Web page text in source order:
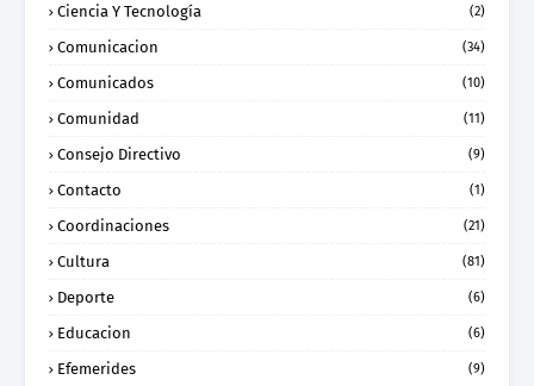
Ciencia Y Tecnología (2)
Comunicacion (34)
Comunicados (10)
Comunidad (11)
Consejo Directivo (9)
Contacto (1)
Coordinaciones (21)
Cultura (81)
Deporte (6)
Educacion (6)
Efemerides (9)